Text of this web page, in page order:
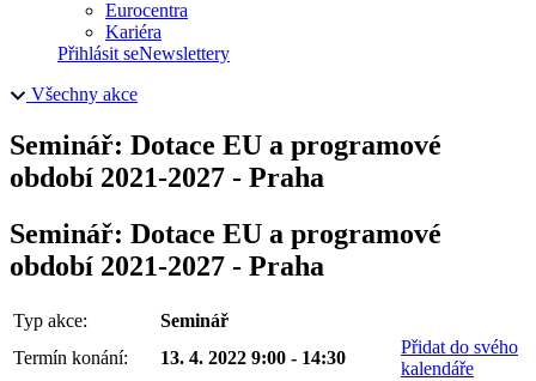
Eurocentra
Kariéra
Přihlásit seNewslettery
Všechny akce
Seminář: Dotace EU a programové
období 2021-2027 - Praha
Seminář: Dotace EU a programové
období 2021-2027 - Praha
Typ akce:
Seminář
Termín konání:
13. 4. 2022 9:00 - 14:30
Přidat do svého
kalendáře